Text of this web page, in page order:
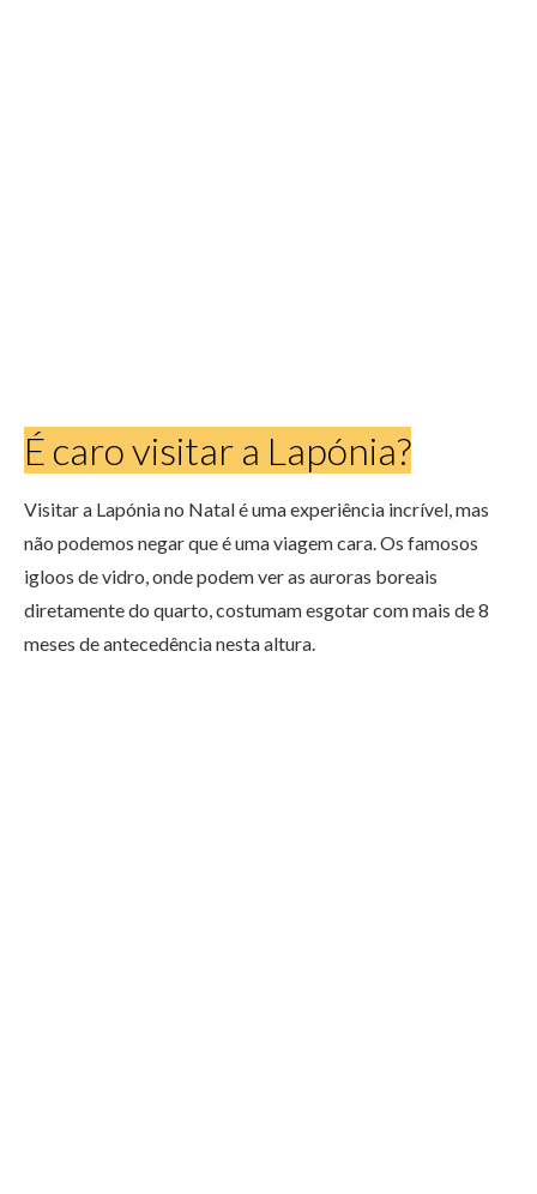
É caro visitar a Lapónia?
Visitar a Lapónia no Natal é uma experiência incrível, mas
não podemos negar que é uma viagem cara. Os famosos
igloos de vidro, onde podem ver as auroras boreais
diretamente do quarto, costumam esgotar com mais de 8
meses de antecedência nesta altura.